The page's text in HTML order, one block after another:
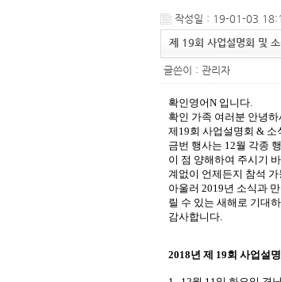
작성일 : 19-01-03
제 19회 사업설명회 및
글쓴이 : 관리자
확인영어N 입니다.
확인 가족 여러분 안녕하
제 19회 사업설명회 & 소
금번 행사는 12월 각종
이 점 양해하여 주시기
계없이 언제든지 참석 가
아울러 2019년 소식과
릴 수 있는 새해로 기대
감사합니다.
2018년 제 19회 사업설